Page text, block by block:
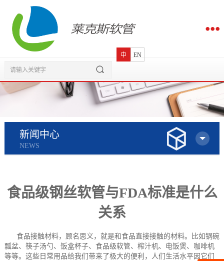
中 EN
新闻中心
NEWS
食品级钢丝软管与FDA标准是什么
关系
食品接触材料，顾名思义，就是和食品直接接触的材料。比如锅碗
瓢盆、筷子汤勺、饭盒杯子、食品级软管、榨汁机、电饭煲、咖啡机
等等。这些日常用品给我们带来了极大的便利，人们生活水平因它们